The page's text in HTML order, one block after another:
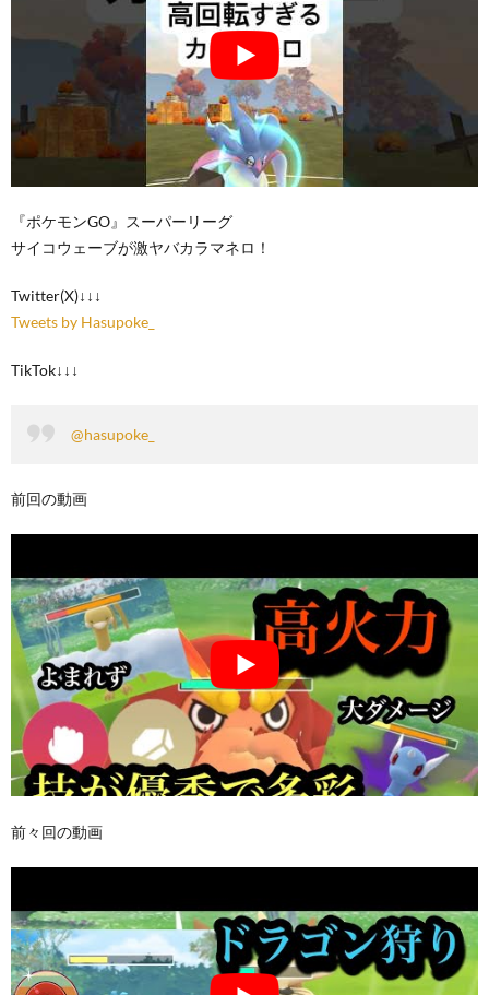
『ポケモンGO』スーパーリーグ
サイコウェーブが激ヤバカラマネロ！
Twitter(X)↓↓↓
Tweets by Hasupoke_
TikTok↓↓↓
@hasupoke_
前回の動画
前々回の動画